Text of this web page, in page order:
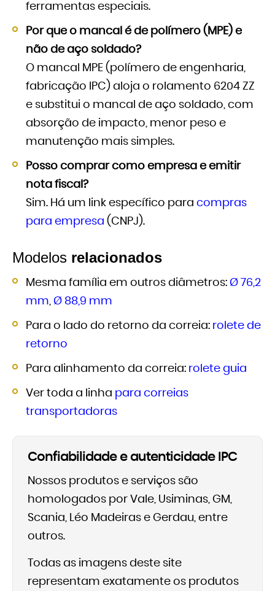
ferramentas especiais.
Por que o mancal é de polímero (MPE) e
não de aço soldado?
O mancal MPE (polímero de engenharia,
fabricação IPC) aloja o rolamento 6204 ZZ
e substitui o mancal de aço soldado, com
absorção de impacto, menor peso e
manutenção mais simples.
Posso comprar como empresa e emitir
nota fiscal?
Sim. Há um link específico para compras
para empresa (CNPJ).
Modelos relacionados
Mesma família em outros diâmetros: Ø 76,2
mm, Ø 88,9 mm
Para o lado do retorno da correia: rolete de
retorno
Para alinhamento da correia: rolete guia
Ver toda a linha para correias
transportadoras
Confiabilidade e autenticidade IPC
Nossos produtos e serviços são
homologados por Vale, Usiminas, GM,
Scania, Léo Madeiras e Gerdau, entre
outros.
Todas as imagens deste site
representam exatamente os produtos